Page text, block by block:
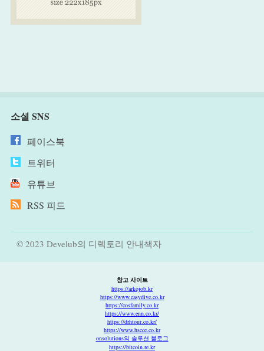
소셜 SNS
페이스북
트위터
유튜브
RSS 피드
© 2023 Develub의 디렉토리 안내책자
참고 사이트
https://arkojob.kr
https://www.easydive.co.kr
https://cosfamily.co.kr
https://www.enn.co.kr/
https://drhtour.co.kr/
https://www.hscce.co.kr
onsolutions의 솔루션 블로그
https://bitcoin.re.kr